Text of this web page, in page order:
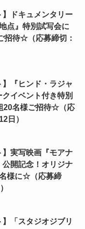
】ドキュメンタリー
点』特別試写会に
招待☆（応募締切：
】『ヒンド・ラジャ
イベント付き特別
20名様ご招待☆（応
日）
】実写映画『モアナ
公開記念！オリジナ
様に☆（応募締
】「スタジオジブリ